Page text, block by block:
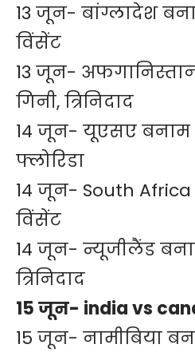
13 जून- बांग्लादेश
विंसेंट
13 जून-
गिनी, त्रिनिदाद
14 जून- यूएसए
फ्लोरिडा
14 जून- South
विंसेंट
14 जून- न्यूजीलैंड
त्रिनिदाद
15 जून- india vs
15 जून- नामीबिया